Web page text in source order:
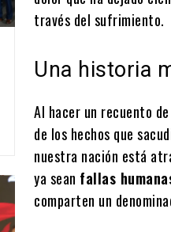
través del sufrimiento.
Una historia
Al hacer un recuento
de los hechos que
nuestra nación está
ya sean fallas
comparten un